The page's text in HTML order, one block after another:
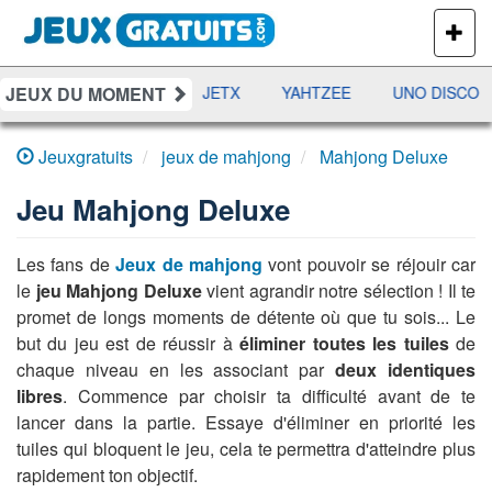
PLUS
DE
JEUX
JEUX DU MOMENT
DAMES RAMI JETX YAHTZEE UNO DISCO
Jeuxgratuits jeux de mahjong Mahjong Deluxe
Jeu Mahjong Deluxe
Les fans deJeux de mahjong vont pouvoir se réjouir car
le jeu Mahjong Deluxevient agrandir notre sélection ! Il te
promet de longs moments de détente où que tu sois... Le
but du jeu est de réussir àéliminer toutes les tuilesde
chaque niveau en les associant pardeux identiques
libres. Commence par choisir ta difficulté avant de te
lancer dans la partie. Essaye d'éliminer en priorité les
tuiles qui bloquent le jeu, cela te permettra d'atteindre plus
rapidement ton objectif.